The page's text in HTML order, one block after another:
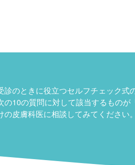
診のときに役立つセルフチェック式
の10の質問に対して該当するもの
の皮膚科医に相談してみてください。